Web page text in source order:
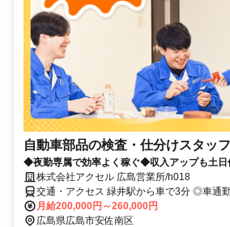
自動車部品の検査・仕分けスタッフ
◆夜勤専属で効率よく稼ぐ◆収入アップも土日
株式会社アクセル 広島営業所/h018
交通・アクセス 緑井駅から車で3分 ◎車通
チームで顧客先へ移動します）
月給200,000円～260,000円
広島県広島市安佐南区